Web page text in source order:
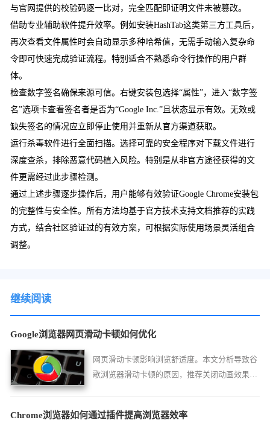
与官网提供的校验码逐一比对，完全匹配即证明文件未被篡改。
借助专业辅助软件提升效率。例如安装HashTab这类第三方工具后，
再次查看文件属性时会自动显示多种哈希值，无需手动输入复杂命
令即可快速完成验证流程。特别适合不熟悉命令行操作的用户群
体。
检查数字签名确保来源可信。右键安装包选择“属性”，进入“数字签
名”选项卡查看签名者是否为“Google Inc.”且状态显示有效。无效或
缺失签名的情况应立即停止使用并重新从官方渠道获取。
运行杀毒软件进行全面扫描。选择可靠的安全程序对下载文件进行
深度查杀，排除恶意代码植入风险。特别是从非官方途径获得的文
件更需经过此步骤检测。
通过上述步骤逐步操作后，用户能够有效验证Google Chrome安装包
的完整性与安全性。所有方法均基于官方技术支持文档推荐的实践
方式，结合社区验证过的有效方案，可根据实际使用场景灵活组合
调整。
继续阅读
Google浏览器网页滑动卡顿如何优化
网页滑动卡顿影响浏览舒适度。本文分析导致谷
歌浏览器滑动卡顿的原因，推荐关闭动画效果、
Chrome浏览器如何通过插件提高浏览器效率